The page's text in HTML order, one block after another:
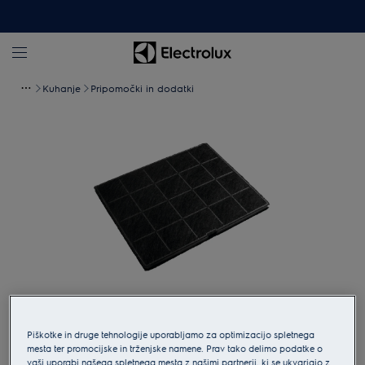
Kuhanje Pripomočki in dodatki
Piškotke in druge tehnologije uporabljamo za optimizacijo spletnega
mesta ter promocijske in trženjske namene. Prav tako delimo podatke o
vaši uporabi našega spletnega mesta z našimi partnerji, ki se ukvarjajo z